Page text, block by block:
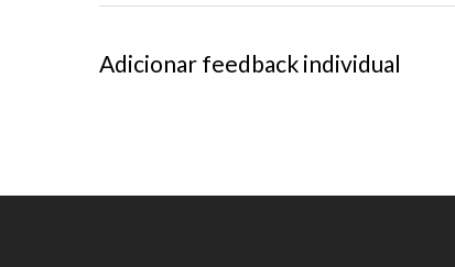
Adicionar feedback individual